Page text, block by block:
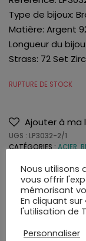
Type de bijoux:
Matière: Argent
Longueur du
Strass: 72 Set
RUPTURE DE STOCK
Ajouter à ma
UGS : LP3032-2/1
CATÉGORIES :ACIER,
Nous utilisons
vous offrir
mémorisant
En cliquant
l'utilisation de
Personnaliser